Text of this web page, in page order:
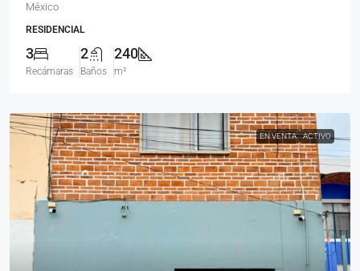
México
RESIDENCIAL
3
Recámaras
2
Baños
240
m²
EN VENTA ACTIVO